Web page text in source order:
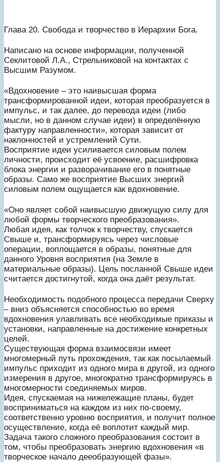
Глава 20. Свобода и творчество в Иерархии Бога.
Написано на основе информации, полученной
Секлитовой Л.А., Стрельниковой на контактах с
Высшим Разумом.
«Вдохновение – это наивысшая форма
трансформированной идеи, которая преобразуется в
импульс, и так далее, до перевода идеи (либо
мысли, но в данном случае идеи) в определённую
фактуру направленности», которая зависит от
наклонностей и устремлений Сути.
Восприятие идеи усиливается силовым полем
личности, происходит её усвоение, расшифровка
блока энергии и разворачивание его в понятные
образы. Само же восприятие Высших энергий
силовым полем ощущается как вдохновение.
«Оно являет собой наивысшую движущую силу для
любой формы творческого преобразования».
Любая идея, как толчок к творчеству, спускается
Свыше и, трансформируясь через числовые
операции, воплощается в образы, понятные для
данного Уровня восприятия (на Земле в
материальные образы). Цель посланной Свыше идеи
считается достигнутой, когда она даёт результат.
Необходимость подобного процесса передачи Сверху
– вниз объясняется способностью во время
вдохновения улавливать все необходимые приказы и
установки, направленные на достижение конкретных
целей.
Существующая форма взаимосвязи имеет
многомерный путь прохождения, так как посылаемый
импульс приходит из одного мира в другой, из одного
измерения в другое, многократно трансформируясь в
многомерности соединяемых миров.
Идея, спускаемая на нижележащие планы, будет
восприниматься на каждом из них по-своему,
соответственно уровню восприятия, и получит полное
осуществление, когда её воплотит каждый мир.
Задача такого сложного преобразования состоит в
том, чтобы преобразовать энергию вдохновения «в
творческое начало дееобразующей фазы».